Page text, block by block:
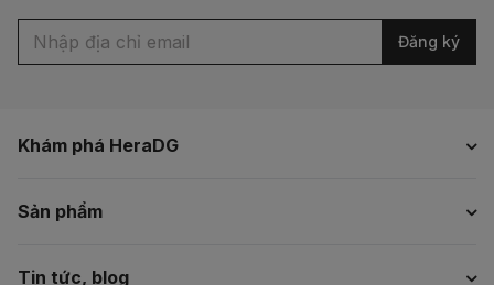
Khám phá HeraDG
Sản phẩm
Tin tức, blog
Đăng ký